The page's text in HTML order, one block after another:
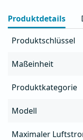
vertikaler Position
- Dreidimensional
maximale Leistung
Produktdetails
Produktschlüssel
Maßeinheit
Produktkategorie
Modell
Maximaler